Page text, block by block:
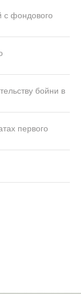
с фондового
бойни в
первого